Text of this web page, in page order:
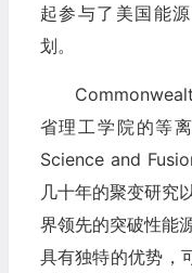
起参与了美国能
划。
省理工学院的等
Science and
几十年的聚变研究
界领先的突破性能
具有独特的优势，